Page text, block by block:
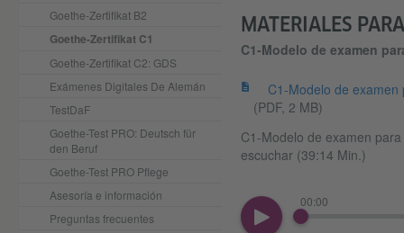
Goethe-Zertifikat B2
Goethe-Zertifikat C1
Goethe-Zertifikat C2: GDS
Exámenes Digitales De Alemán
TestDaF
Goethe-Test PRO: Deutsch für
den Beruf
Goethe-Test PRO Pflege
Asesoría e información
Preguntas frecuentes
MATERIALES
C1-Modelo de examen
C1-Modelo de examen
(PDF, 2 MB)
C1-Modelo de examen
escuchar (39:14 Min.)
00:00